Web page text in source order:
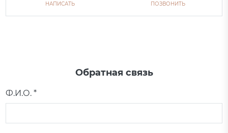
НАПИСАТЬ ПОЗВОНИТЬ
Обратная связь
Ф.И.О. *